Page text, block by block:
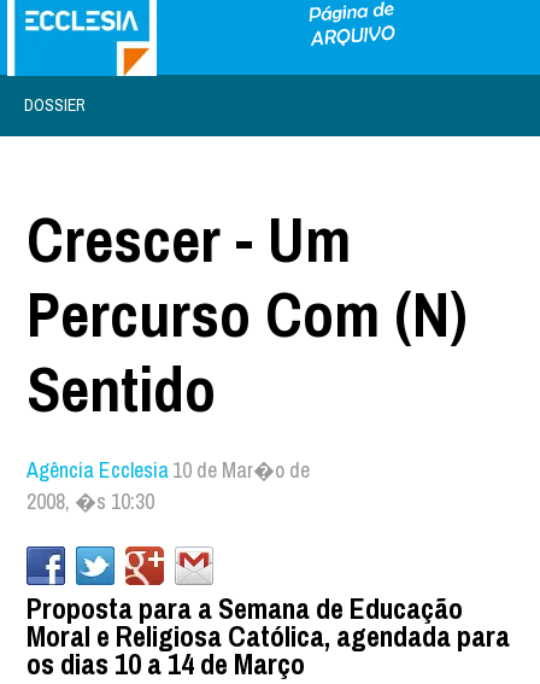
DOSSIER
Crescer - Um
Percurso Com (N)
Sentido
Agência Ecclesia10 de Mar�o de
2008, �s 10:30
Proposta para a Semana de Educação
Moral e Religiosa Católica, agendada para
os dias 10 a 14 de Março